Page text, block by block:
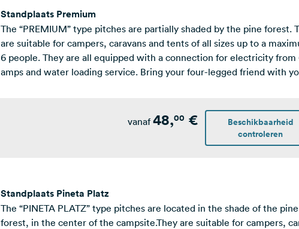
Standplaats Premium
The “PREMIUM” type pitches are partially shaded by the pine forest.
are suitable for campers, caravans and tents of all sizes up to a
6 people. They are all equipped with a connection for electricity from
amps and water loading service. Bring your four-legged friend with
vanaf 48,00€
Beschikbaarheid
controleren
Standplaats Pineta Platz
The “PINETA PLATZ” type pitches are located in the shade of the pine
forest, in the center of the campsite.They are suitable for campers,